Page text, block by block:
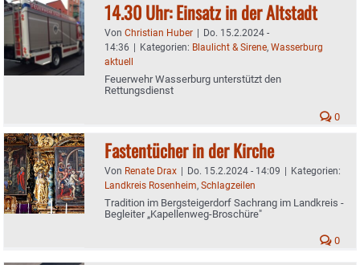
14.30 Uhr: Einsatz in der Altstadt
Von Christian Huber | Do. 15.2.2024 -
14:36 | Kategorien: Blaulicht & Sirene, Wasserburg
aktuell
Feuerwehr Wasserburg unterstützt den
Rettungsdienst
0
Fastentücher in der Kirche
Von Renate Drax | Do. 15.2.2024 - 14:09 | Kategorien:
Landkreis Rosenheim, Schlagzeilen
Tradition im Bergsteigerdorf Sachrang im Landkreis -
Begleiter „Kapellenweg-Broschüre"
0